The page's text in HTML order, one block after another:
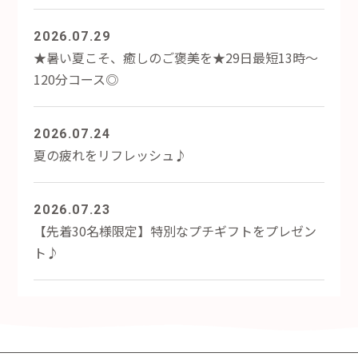
2026.07.29
★暑い夏こそ、癒しのご褒美を★29日最短13時～
120分コース◎
2026.07.24
夏の疲れをリフレッシュ♪
2026.07.23
【先着30名様限定】特別なプチギフトをプレゼン
ト♪